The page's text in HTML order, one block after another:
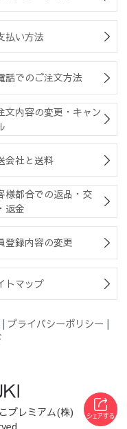
払い方法
話でのご注文方法
文内容の変更・キャン
会社と送料
様都合での返品・交
返金
登録内容の変更
トマップ
| プライバシーポリシー |
プレミアム(株)